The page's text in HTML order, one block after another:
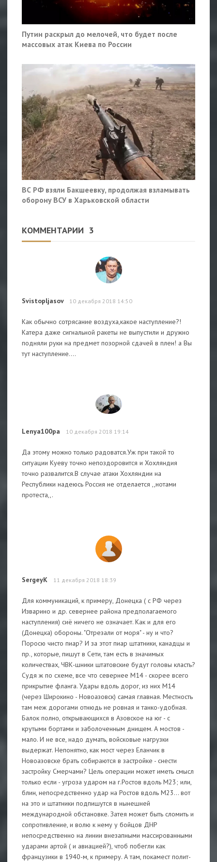
Путин раскрыл до мелочей, что будет после
массовых атак Киева по России
ВС РФ взяли Бакшеевку, продолжая взламывать
оборону ВСУ в Харьковской области
КОММЕНТАРИИ 3
Svistopljasov 10 декабря 2018 14:50
Как обычно сотрясание воздуха,какое наступление?!
Катера даже сигнальной ракеты не выпустили и дружно
подняли руки на предмет позорной сдачей в плен! а Вы
тут наступление....
Lenya100pa 10 декабря 2018 19:14
Да этому можно только радоватся.Уж при такой то
ситуации Куеву точно непоздоровится и Хохляндия
точно развалится.В случае атаки Хохляндии на
Республики надеюсь Россия не отделается ,,нотами
протеста,,.
SergeyK 11 декабря 2018 18:39
Для коммуникаций, к примеру, Донецка ( с РФ через
Изварино и др. севернее района предполагаемого
наступления) сиё ничего не означает. Как и для его
(Донецка) обороны. "Отрезали от моря" - ну и что?
Поросю чисто пиар? И за этот пиар штатники, канадцы и
пр., которые, пишут в Сети, там есть в значимых
количествах, ЧВК-шники штатовские будут головы класть?
Судя ж по схеме, все что севернее М14 - скорее всего
прикрытие фланга. Удары вдоль дорог, из них М14
(через Широкино - Новоазовск) самая главная. Местность
там меж дорогами отнюдь не ровная и танко-удобная.
Балок полно, открывающихся в Азовское на юг - с
крутыми бортами и заболоченным днищем. А мостов -
мало. И не все, надо думать, войсковые нагрузки
выдержат. Непонятно, как мост через Еланчик в
Новоазовске брать собираются в застройке - снести
застройку Смерчами? Цель операции может иметь смысл
только если - угроза ударом на г.Ростов вдоль М23; или,
блин, непосредственно удар на Ростов вдоль М23... вот
на это и штатники подпишутся в нынешней
международной обстановке. Затея может быть сломить и
сопротивление, и волю к нему у бойцов ДНР
непосредственно на линии внезапными массированными
ударами артой ( и авиацией?), чтоб побегли как
французики в 1940-м, к примеру. А там, покамест полит-